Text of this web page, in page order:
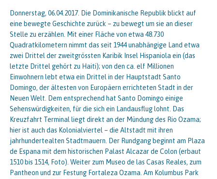
Donnerstag, 06.04.2017. Die Dominikanische Republik blickt auf
eine bewegte Geschichte zurück – zu bewegt um sie an dieser
Stelle zu erzählen. Mit einer Fläche von etwa 48.730
Quadratkilometern nimmt das seit 1944 unabhängige Land etwa
zwei Drittel der zweitgrössten Karibik Insel Hispaniola ein (das
letzte Drittel gehört zu Haiti); von den ca. elf Millionen
Einwohnern lebt etwa ein Drittel in der Hauptstadt Santo
Domingo, der ältesten von Europäern errichteten Stadt in der
Neuen Welt. Dem entsprechend hat Santo Domingo einige
Sehenswürdigkeiten, für die sich ein Landausflug lohnt. Das
Kreuzfahrt Terminal liegt direkt an der Mündung des Rio Ozama;
hier ist auch das Kolonialviertel – die Altstadt mit ihren
jahrhundertealten Stadtmauern. Der Rundgang beginnt am Plaza
de Espana mit dem historischen Palast Alcazar de Colon (erbaut
1510 bis 1514, Foto). Weiter zum Museo de las Casas Reales, zum
Pantheon und zur Festung Fortaleza Ozama. Am Kolumbus Park